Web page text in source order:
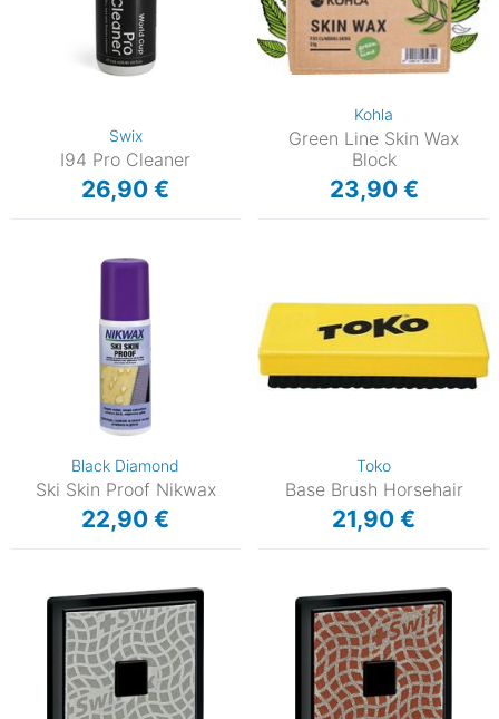
Swix
I94 Pro Cleaner
26,90 €
Kohla
Green Line Skin Wax
Block
23,90 €
Black Diamond
Ski Skin Proof Nikwax
22,90 €
Toko
Base Brush Horsehair
21,90 €